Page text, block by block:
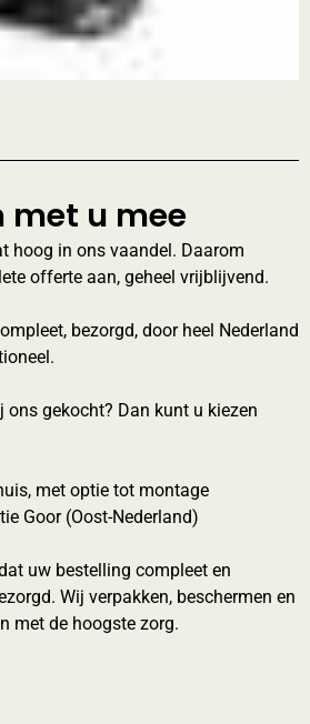
met u mee
hoog in ons vaandel. Daarom
offerte aan, geheel vrijblijvend.
bezorgd, door heel Nederland
ons gekocht? Dan kunt u kiezen
met optie tot montage
Goor (Oost-Nederland)
uw bestelling compleet en
Wij verpakken, beschermen en
met de hoogste zorg.